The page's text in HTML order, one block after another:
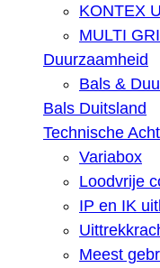
KONTEX
MULTI
Duurzaamheid
Bals &
Bals Duitsland
Technische
Variabox
Loodvrije
IP en IK
Meest